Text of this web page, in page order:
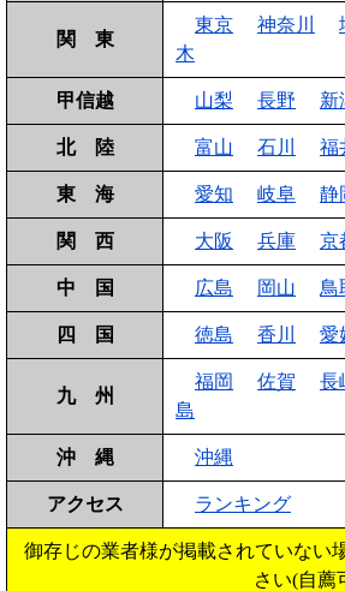
関 東
東京 神奈川
木
甲信越 山梨 長野 新
北 陸 富山 石川 福
東 海 愛知 岐阜 静
関 西 大阪 兵庫 京
中 国 広島 岡山 鳥
四 国 徳島 香川 愛
九 州
福岡 佐賀 長
島
沖 縄 沖縄
アクセス ランキング
御存じの業者様が掲載されていない
さい(自薦